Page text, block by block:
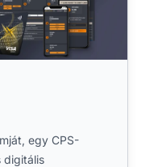
egy CPS-
digitális